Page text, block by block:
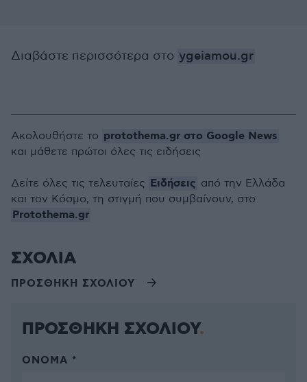
Διαβάστε περισσότερα στο ygeiamou.gr
Ακολουθήστε το protothema.gr στο Google News
και μάθετε πρώτοι όλες τις ειδήσεις
Δείτε όλες τις τελευταίες Ειδήσεις από την Ελλάδα
και τον Κόσμο, τη στιγμή που συμβαίνουν, στο
Protothema.gr
ΣΧΟΛΙΑ
ΠΡΟΣΘΗΚΗ ΣΧΟΛΙΟΥ
ΠΡΟΣΘΗΚΗ ΣΧΟΛΙΟΥ
ΌΝΟΜΑ *